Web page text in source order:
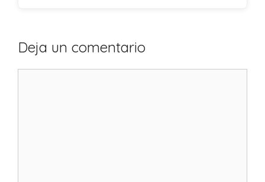
Deja un comentario